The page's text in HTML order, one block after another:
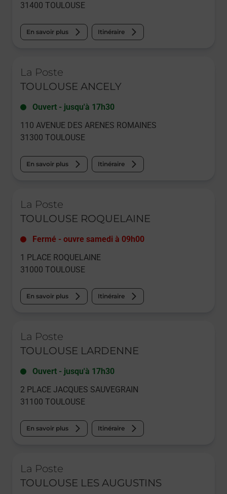
31400 TOULOUSE
En savoir plus Itinéraire
La Poste
TOULOUSE ANCELY
Ouvert - jusqu'à 17h30
110 AVENUE DES ARENES ROMAINES
31300 TOULOUSE
En savoir plus Itinéraire
La Poste
TOULOUSE ROQUELAINE
Fermé - ouvre samedi à 09h00
1 PLACE ROQUELAINE
31000 TOULOUSE
En savoir plus Itinéraire
La Poste
TOULOUSE LARDENNE
Ouvert - jusqu'à 17h30
2 PLACE JACQUES SAUVEGRAIN
31100 TOULOUSE
En savoir plus Itinéraire
La Poste
TOULOUSE LES AUGUSTINS